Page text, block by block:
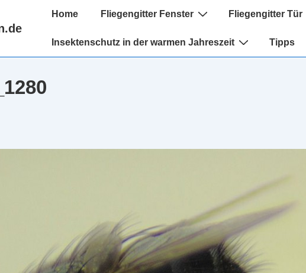
Hauptnavigation
Home Fliegengitter Fenster Fliegengitter Tür
Insektenschutz in der warmen Jahreszeit Tipps